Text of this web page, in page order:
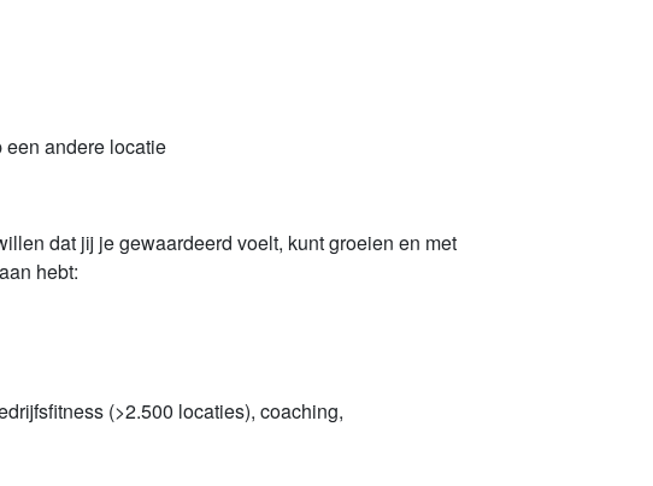
een andere locatie
dat jij je gewaardeerd voelt, kunt groeien en met
hebt:
(>2.500 locaties), coaching,